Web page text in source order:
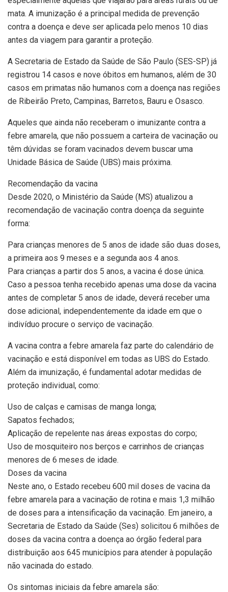
mata. A imunização é a principal medida de prevenção
contra a doença e deve ser aplicada pelo menos 10 dias
antes da viagem para garantir a proteção.
A Secretaria de Estado da Saúde de São Paulo (SES-SP) já
registrou 14 casos e nove óbitos em humanos, além de 30
casos em primatas não humanos com a doença nas regiões
de Ribeirão Preto, Campinas, Barretos, Bauru e Osasco.
Aqueles que ainda não receberam o imunizante contra a
febre amarela, que não possuem a carteira de vacinação ou
têm dúvidas se foram vacinados devem buscar uma
Unidade Básica de Saúde (UBS) mais próxima.
Recomendação da vacina
Desde 2020, o Ministério da Saúde (MS) atualizou a
recomendação de vacinação contra doença da seguinte
forma:
Para crianças menores de 5 anos de idade são duas doses,
a primeira aos 9 meses e a segunda aos 4 anos.
Para crianças a partir dos 5 anos, a vacina é dose única.
Caso a pessoa tenha recebido apenas uma dose da vacina
antes de completar 5 anos de idade, deverá receber uma
dose adicional, independentemente da idade em que o
indivíduo procure o serviço de vacinação.
A vacina contra a febre amarela faz parte do calendário de
vacinação e está disponível em todas as UBS do Estado.
Além da imunização, é fundamental adotar medidas de
proteção individual, como:
Uso de calças e camisas de manga longa;
Sapatos fechados;
Aplicação de repelente nas áreas expostas do corpo;
Uso de mosquiteiro nos berços e carrinhos de crianças
menores de 6 meses de idade.
Doses da vacina
Neste ano, o Estado recebeu 600 mil doses de vacina da
febre amarela para a vacinação de rotina e mais 1,3 milhão
de doses para a intensificação da vacinação. Em janeiro, a
Secretaria de Estado da Saúde (Ses) solicitou 6 milhões de
doses da vacina contra a doença ao órgão federal para
distribuição aos 645 municípios para atender à população
não vacinada do estado.
Os sintomas iniciais da febre amarela são: